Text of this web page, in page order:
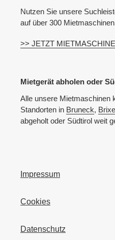
Nutzen Sie unsere
auf über 300
>> JETZT
Mietgerät abholen oder
Alle unsere Mietmaschinen
Standorten in Bruneck,
abgeholt oder Südtirol weit
Impressum
Cookies
Datenschutz